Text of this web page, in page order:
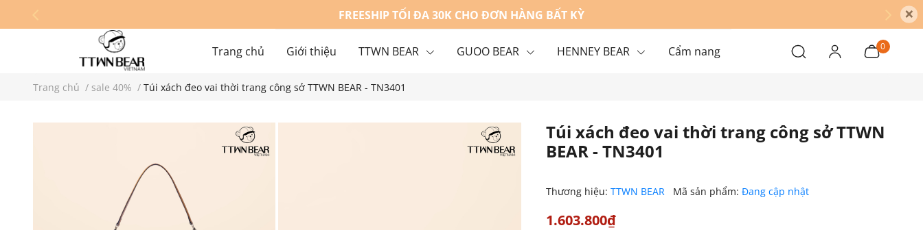
FREESHIP TỐI ĐA 30K CHO ĐƠN HÀNG BẤT KỲ ×
Trang chủ Giới thiệu TTWN BEAR GUOO BEAR HENNEY BEAR Cẩm nang
Hệ thống cửa hàng
0
Trang chủ / sale 40% / Túi xách đeo vai thời trang công sở TTWN BEAR - TN3401
Túi xách đeo vai thời trang công sở TTWN
BEAR - TN3401
Thương hiệu: TTWN BEAR Mã sản phẩm: Đang cập nhật
1.603.800₫